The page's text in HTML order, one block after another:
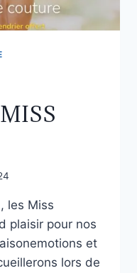
les Miss
plaisir pour nos
et
lors de